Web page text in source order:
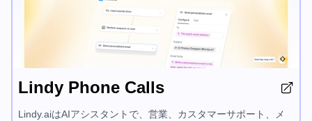
Lindy Phone Calls
Lindy.aiはAIアシスタントで、営業、カスタマーサポート、メ